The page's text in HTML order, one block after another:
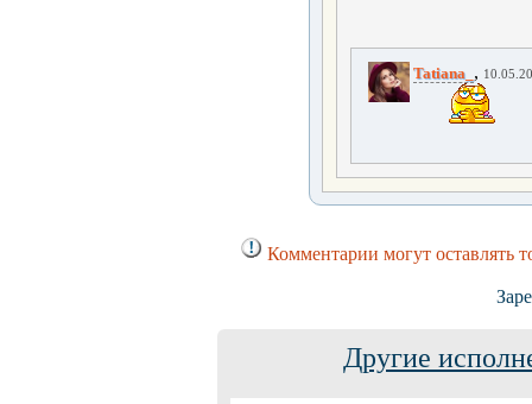
Tatiana_ ,
Комментарии могут оставлять
Другие